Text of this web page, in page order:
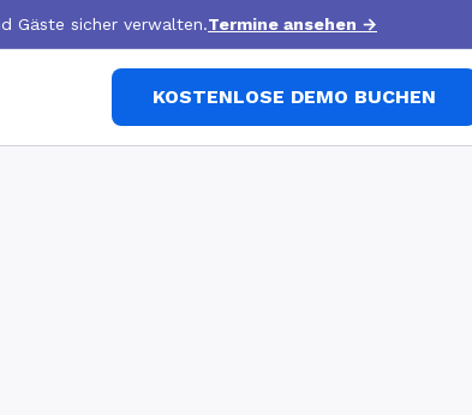
Gäste sicher verwalten.Termine ansehen →
KOSTENLOSE DEMO BUCHEN